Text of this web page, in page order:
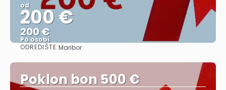
od
200 €
200 €
Po osobi
ODREDIŠTE:Maribor
Poklon bon 500 €